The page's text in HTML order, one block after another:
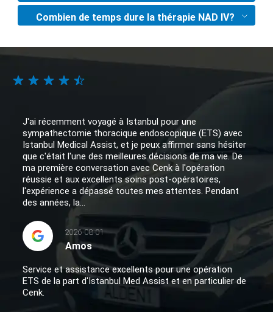
Combien de temps dure la thérapie NAD IV?
J'ai récemment voyagé à Istanbul pour une
sympathectomie thoracique endoscopique (ETS) avec
Istanbul Medical Assist, et je peux affirmer sans hésiter
que c'était l'une des meilleures décisions de ma vie. De
ma première conversation avec Cenk à l'opération
réussie et aux excellents soins post-opératoires,
l'expérience a dépassé toutes mes attentes. Pendant
des années, la...
2026-08-01
Amos
Service et assistance excellents pour une opération
ETS de la part d'Istanbul Med Assist et en particulier de
Cenk.